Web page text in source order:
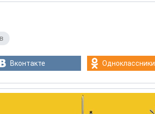
Вконтакте Одноклассники